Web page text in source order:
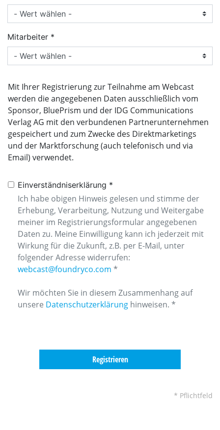
Mitarbeiter
Mit Ihrer Registrierung zur Teilnahme am Webcast
werden die angegebenen Daten ausschließlich vom
Sponsor, BluePrism und der IDG Communications
Verlag AG mit den verbundenen Partnerunternehmen
gespeichert und zum Zwecke des Direktmarketings
und der Marktforschung (auch telefonisch und via
Email) verwendet.
Einverständniserklärung
Ich habe obigen Hinweis gelesen und stimme der
Erhebung, Verarbeitung, Nutzung und Weitergabe
meiner im Registrierungsformular angegebenen
Daten zu. Meine Einwilligung kann ich jederzeit mit
Wirkung für die Zukunft, z.B. per E-Mail, unter
folgender Adresse widerrufen:
webcast@foundryco.com *
Wir möchten Sie in diesem Zusammenhang auf
unsere Datenschutzerklärung hinweisen. *
* Pflichtfeld